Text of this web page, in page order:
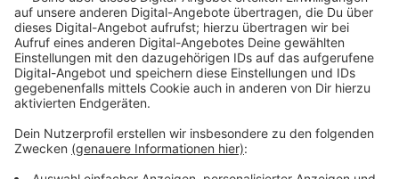
dauern. Straßen.NRW erneuert die Fahrbahn und den
Radweg der Gruitener Straße.
Anzeige